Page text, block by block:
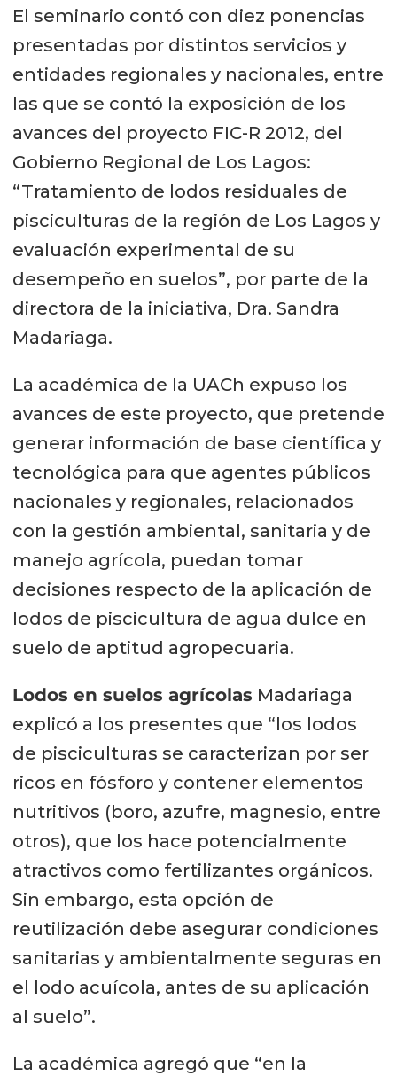
El seminario contó con diez ponencias
presentadas por distintos servicios y
entidades regionales y nacionales, entre
las que se contó la exposición de los
avances del proyecto FIC-R 2012, del
Gobierno Regional de Los Lagos:
“Tratamiento de lodos residuales de
pisciculturas de la región de Los Lagos y
evaluación experimental de su
desempeño en suelos”, por parte de la
directora de la iniciativa, Dra. Sandra
Madariaga.
La académica de la UACh expuso los
avances de este proyecto, que pretende
generar información de base científica y
tecnológica para que agentes públicos
nacionales y regionales, relacionados
con la gestión ambiental, sanitaria y de
manejo agrícola, puedan tomar
decisiones respecto de la aplicación de
lodos de piscicultura de agua dulce en
suelo de aptitud agropecuaria.
Lodos en suelos agrícolas Madariaga
explicó a los presentes que “los lodos
de pisciculturas se caracterizan por ser
ricos en fósforo y contener elementos
nutritivos (boro, azufre, magnesio, entre
otros), que los hace potencialmente
atractivos como fertilizantes orgánicos.
Sin embargo, esta opción de
reutilización debe asegurar condiciones
sanitarias y ambientalmente seguras en
el lodo acuícola, antes de su aplicación
al suelo”.
La académica agregó que “en la